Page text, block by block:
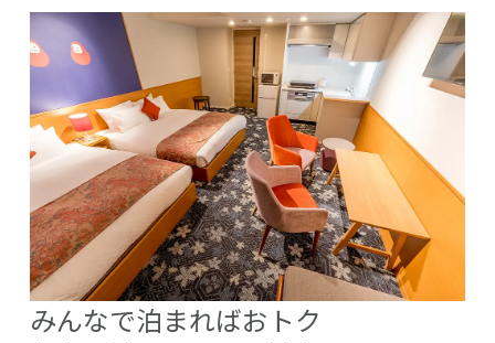
スムーズにチェック
イン
プリチェックイン
充実した滞在時間を
サポートします
レンタルサービス充
実
朝はゆっくり派にお
すすめ！
みんなで泊まればおトク